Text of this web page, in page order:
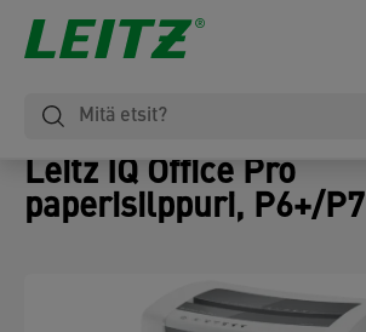
Leitz IQ Office Pro
paperisilppuri, P6+/P7